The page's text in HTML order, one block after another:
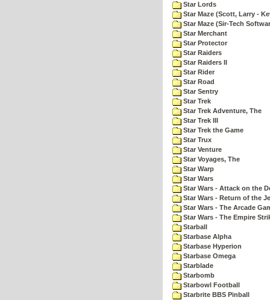
Star Lords
Star Maze (Scott, Larry -
Star Maze (Sir-Tech
Star Merchant
Star Protector
Star Raiders
Star Raiders II
Star Rider
Star Road
Star Sentry
Star Trek
Star Trek Adventure, The
Star Trek III
Star Trek the Game
Star Trux
Star Venture
Star Voyages, The
Star Warp
Star Wars
Star Wars - Attack on the
Star Wars - Return of the
Star Wars - The Arcade
Star Wars - The Empire
Starball
Starbase Alpha
Starbase Hyperion
Starbase Omega
Starblade
Starbomb
Starbowl Football
Starbrite BBS Pinball